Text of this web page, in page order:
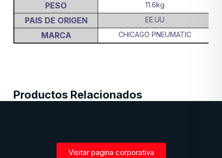
PESO 11.6kg
PAIS DE ORIGEN EE.UU
MARCA CHICAGO PNEUMATIC
Productos Relacionados
Visitar pagina corporativa